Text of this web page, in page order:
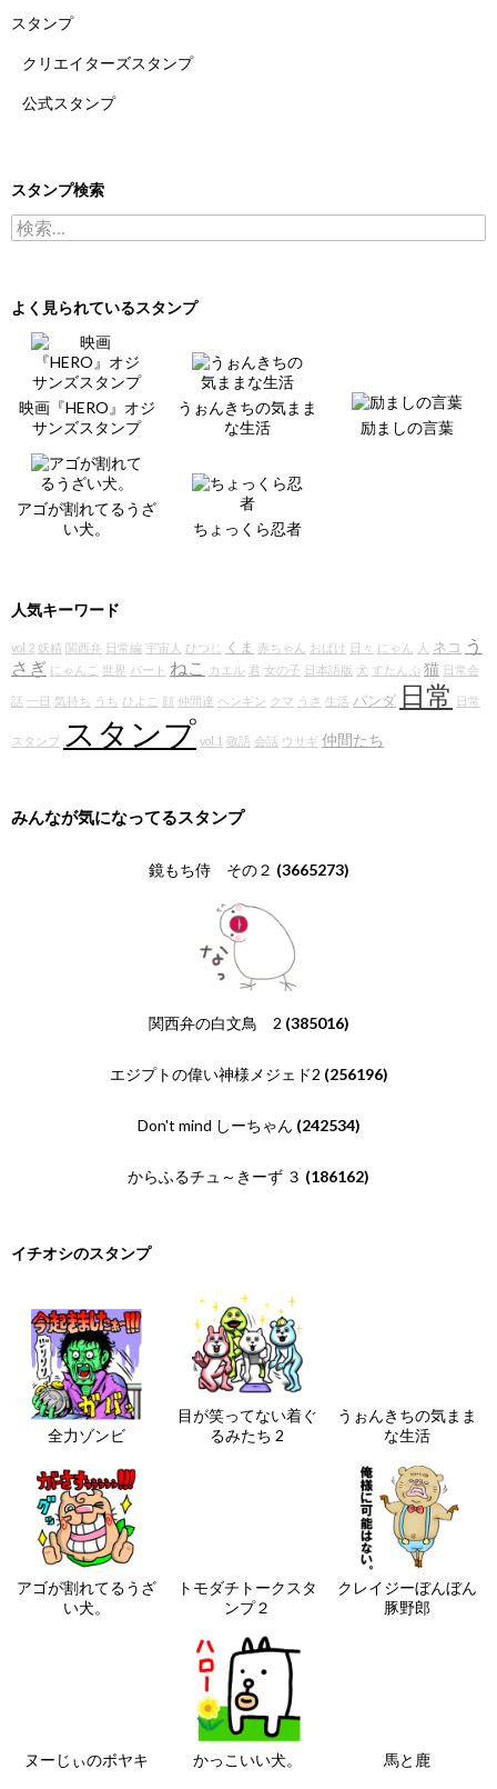
スタンプ
クリエイターズスタンプ
公式スタンプ
スタンプ検索
検索:
よく見られているスタンプ
映画『HERO』オジ
サンズスタンプ
うぉんきちの気まま
な生活
励ましの言葉
アゴが割れてるうざ
い犬。
ちょっくら忍者
人気キーワード
vol.2 妖精 関西弁 日常編 宇宙人 ひつじ くま 赤ちゃん おばけ 日々 にゃん 人 ネコ う
さぎ にゃんこ 世界 パート ねこ カエル 君 女の子 日本語版 犬 すたんぷ 猫 日常会
話 一日 気持ち うち ひよこ 顔 仲間達 ペンギン クマ うさ 生活 パンダ 日常 日常
スタンプ スタンプ vol.1 敬語 会話 ウサギ 仲間たち
みんなが気になってるスタンプ
鏡もち侍 その２ (3665273)
関西弁の白文鳥 2 (385016)
エジプトの偉い神様メジェド2 (256196)
Don't mind しーちゃん (242534)
からふるチュ～きーず ３ (186162)
イチオシのスタンプ
全力ゾンビ
目が笑ってない着ぐ
るみたち 2
うぉんきちの気まま
な生活
アゴが割れてるうざ
い犬。
トモダチトークスタ
ンプ２
クレイジーぼんぼん
豚野郎
ヌーじぃのボヤキ かっこいい犬。 馬と鹿